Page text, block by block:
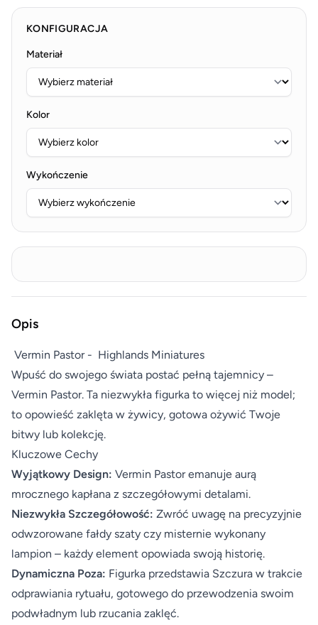
KONFIGURACJA
Materiał
Kolor
Wykończenie
Opis
Vermin Pastor - Highlands Miniatures
Wpuść do swojego świata postać pełną tajemnicy –
Vermin Pastor. Ta niezwykła figurka to więcej niż model;
to opowieść zaklęta w żywicy, gotowa ożywić Twoje
bitwy lub kolekcję.
Kluczowe Cechy
Wyjątkowy Design: Vermin Pastor emanuje aurą
mrocznego kapłana z szczegółowymi detalami.
Niezwykła Szczegółowość: Zwróć uwagę na precyzyjnie
odwzorowane fałdy szaty czy misternie wykonany
lampion – każdy element opowiada swoją historię.
Dynamiczna Poza: Figurka przedstawia Szczura w trakcie
odprawiania rytuału, gotowego do przewodzenia swoim
podwładnym lub rzucania zaklęć.